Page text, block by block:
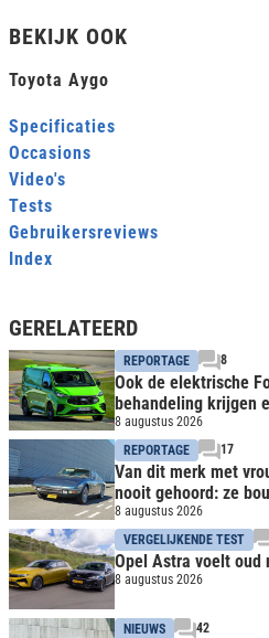
BEKIJK OOK
Toyota Aygo
Specificaties
Occasions
Video's
Tests
Gebruikersreviews
Index
GERELATEERD
REPORTAGE 8
Ook de elektrische
behandeling krijgen
bus
8 augustus 2026
REPORTAGE
17
Van dit merk met
nooit gehoord: ze
lettre
8 augustus 2026
VERGELIJKENDE TEST
Opel Astra voelt oud
8 augustus 2026
NIEUWS 42